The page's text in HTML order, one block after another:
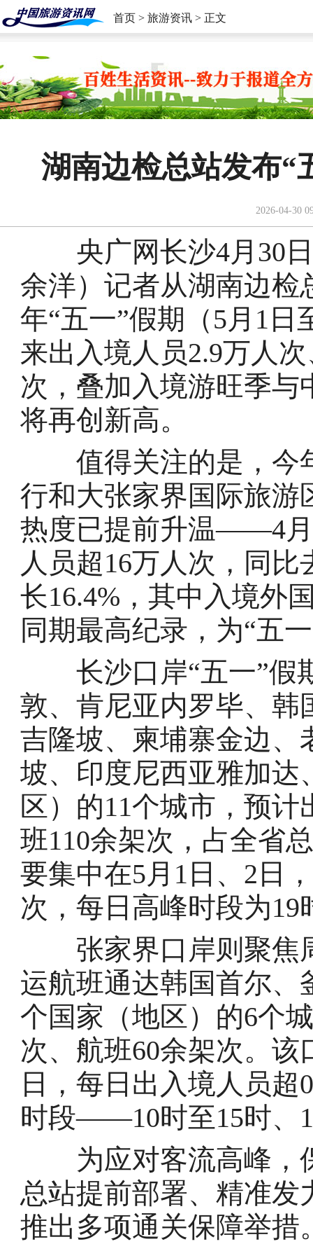
首页 > 旅游资讯 > 正文
湖南边检总站发布“
2026-04-30
央广网长沙4月30日
余洋）记者从湖南边检
年“五一”假期（5月1
来出入境人员2.9万人
次，叠加入境游旺季
将再创新高。
值得关注的是，今
行和大张家界国际旅游
热度已提前升温——4月
人员超16万人次，同
长16.4%，其中入境外
同期最高纪录，为“五
长沙口岸“五一”假
敦、肯尼亚内罗毕、韩
吉隆坡、柬埔寨金边、
坡、印度尼西亚雅加达
区）的11个城市，预
班110余架次，占全省
要集中在5月1日、2日
次，每日高峰时段为19
张家界口岸则聚焦
运航班通达韩国首尔、
个国家（地区）的6个
次、航班60余架次。该
日，每日出入境人员
时段——10时至15时、
为应对客流高峰，
总站提前部署、精准发
推出多项通关保障举措